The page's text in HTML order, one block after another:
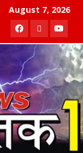
August 7, 2026
Facebook
TwitterYoutube